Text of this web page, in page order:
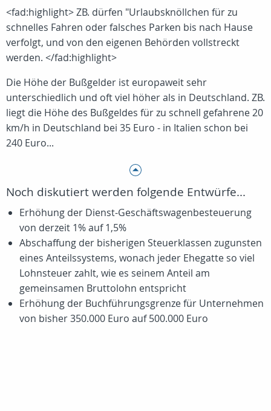
<fad:highlight> ZB. dürfen "Urlaubsknöllchen für zu
schnelles Fahren oder falsches Parken bis nach Hause
verfolgt, und von den eigenen Behörden vollstreckt
werden. </fad:highlight>
Die Höhe der Bußgelder ist europaweit sehr
unterschiedlich und oft viel höher als in Deutschland. ZB.
liegt die Höhe des Bußgeldes für zu schnell gefahrene 20
km/h in Deutschland bei 35 Euro - in Italien schon bei
240 Euro...
Noch diskutiert werden folgende Entwürfe...
Erhöhung der Dienst-Geschäftswagenbesteuerung
von derzeit 1% auf 1,5%
Abschaffung der bisherigen Steuerklassen zugunsten
eines Anteilssystems, wonach jeder Ehegatte so viel
Lohnsteuer zahlt, wie es seinem Anteil am
gemeinsamen Bruttolohn entspricht
Erhöhung der Buchführungsgrenze für Unternehmen
von bisher 350.000 Euro auf 500.000 Euro